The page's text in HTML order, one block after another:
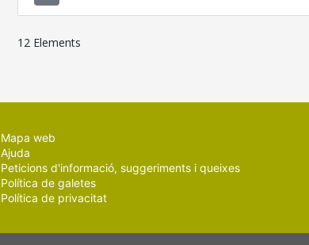
12 Elements
Mapa web
Ajuda
Peticions d'informació, suggeriments i queixes
Política de galetes
Política de privacitat